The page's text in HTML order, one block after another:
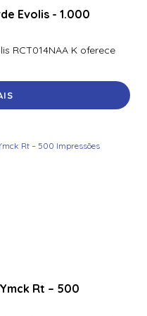
De Proximidade
De Proximidade
De Proximidade
Evolis - 1.000
RCT014NAA K oferece
Rt – 500